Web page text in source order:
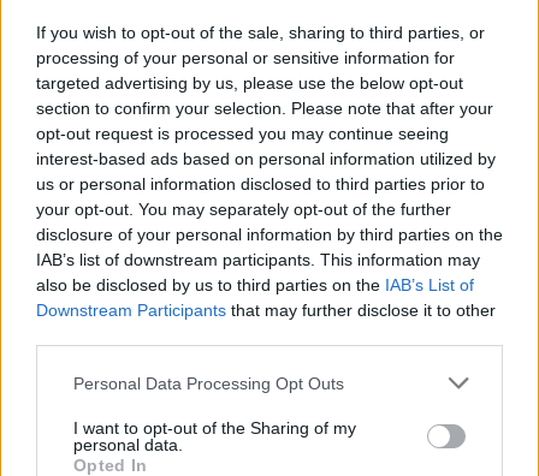
If you wish to opt-out of the sale, sharing to third parties, or
processing of your personal or sensitive information for
targeted advertising by us, please use the below opt-out
section to confirm your selection. Please note that after your
opt-out request is processed you may continue seeing
interest-based ads based on personal information utilized by
us or personal information disclosed to third parties prior to
your opt-out. You may separately opt-out of the further
disclosure of your personal information by third parties on the
IAB’s list of downstream participants. This information may
also be disclosed by us to third parties on the IAB’s List of
Downstream Participants that may further disclose it to other
Personal Data Processing Opt Outs
I want to opt-out of the Sharing of my
personal data.
Opted In